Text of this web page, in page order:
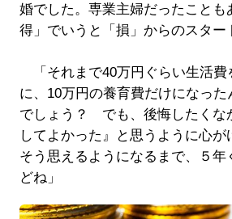
婚でした。専業主婦だったことも
得」でいうと「損」からのスター
「それまで40万円ぐらい生活費
に、10万円の養育費だけになっ
でしょう？ でも、後悔したくな
してよかった』と思うように心が
そう思えるようになるまで、５年
どね」